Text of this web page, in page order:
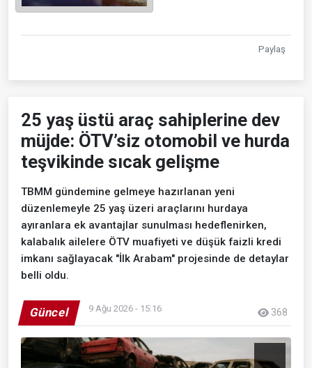
Paylaş
25 yaş üstü araç sahiplerine dev
müjde: ÖTV’siz otomobil ve hurda
teşvikinde sıcak gelişme
TBMM gündemine gelmeye hazırlanan yeni
düzenlemeyle 25 yaş üzeri araçlarını hurdaya
ayıranlara ek avantajlar sunulması hedeflenirken,
kalabalık ailelere ÖTV muafiyeti ve düşük faizli kredi
imkanı sağlayacak "İlk Arabam" projesinde de detaylar
belli oldu.
Güncel 9 Ağu 2026 - 15:16 368